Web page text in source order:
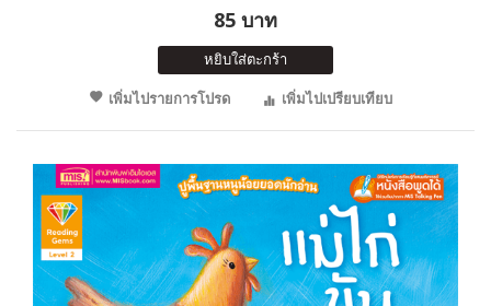
85 บาท
หยิบใส่ตะกร้า
เพิ่มไปรายการโปรด
เพิ่มไปเปรียบเทียบ